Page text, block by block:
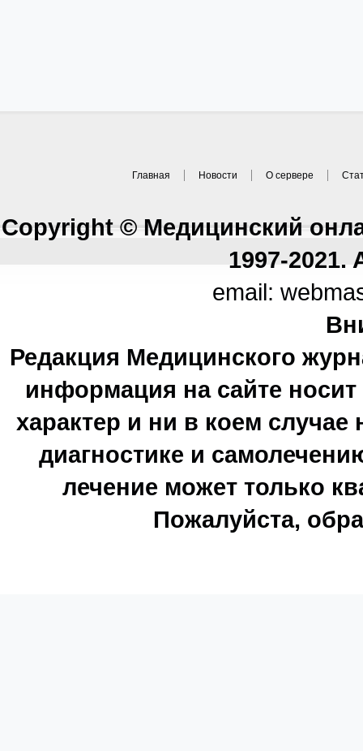
Главная Новости О сервере
Copyright © Медицинский
1997-2021.
email:
Редакция Медицинского
информация на сайте
характер и ни в коем
диагностике и
лечение может только
Пожалуйста,